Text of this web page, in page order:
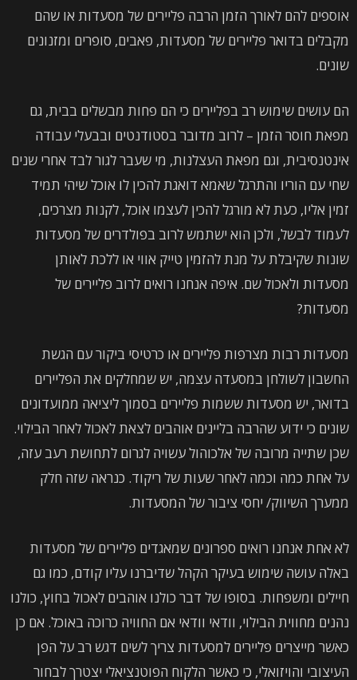
אוספים להם לאורך הזמן הרבה פליירים של מסעדות או שהם
מקבלים בדואר פליירים של מסעדות, פאבים, סופרים ומזנונים
שונים.
הם עושים שימוש רב בפליירים כי הם פחות מבשלים בבית, גם
מפאת חוסר הזמן – לרוב מדובר בסטודנטים ובבעלי עבודה
אינטנסיבית, וגם מפאת העצלנות, מי שעבר לגור לבד אחרי שנים
שחי עם הוריו והתרגל שאמא דואגת להכין לו אוכל שיהי תמיד
זמין אליו, כעת לא מורגל להכין לעצמו אוכל, לקנות מצרכים,
לעמוד לבשל, ולכן הוא ישתמש לרוב בפולדרים של מסעדות
שונות שקיבלת על מנת להזמין טייק אווי או ללכת לאותן
מסעדות ולאכול שם. איפה אנחנו רואים לרוב פליירים של
מסעדות?
מסעדות רבות מצרפות פליירים או כרטיסי ביקור עם הגשת
החשבון לשולחן במסעדה עצמה, יש שמחלקים את הפליירים
בדואר, יש מסעדות ששמות פליירים בסמוך ליציאה ממועדונים
שונים כי ידוע שהרבה בליינים אוהבים לצאת לאכול לאחר הבילוי.
שכן שתייה מרובה של אלכוהול עשויה לגרום לתחושת רעב עזה,
על אחת כמה וכמה לאחר שעות של ריקוד. כנראה שזה חלק
ממערך השיווק/ יחסי ציבור של המסעדות.
לא אחת אנחנו רואים ספרונים שמאגדים פליירים של מסעדות
באלה עושה שימוש בעיקר הקהל שדיברנו עליו קודם, כמו גם
חיילים ומשפחות. בסופו של דבר כולנו אוהבים לאכול בחוץ, כולנו
נהנים מחווית הבילוי, וודאי וודאי אם החוויה כרוכה באוכל. אם כן
כאשר מייצרים פליירים למסעדות צריך לשים דגש רב על הפן
העיצובי והויזואלי, כי כאשר הלקוח הפוטנציאלי יצטרך לבחור